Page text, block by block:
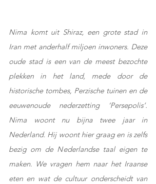
Nima komt uit Shiraz, een grote stad in
Iran met anderhalf miljoen inwoners. Deze
oude stad is een van de meest bezochte
plekken in het land, mede door de
historische tombes, Perzische tuinen en de
eeuwenoude nederzetting ‘Persepolis’.
Nima woont nu bijna twee jaar in
Nederland. Hij woont hier graag en is zelfs
bezig om de Nederlandse taal eigen te
maken. We vragen hem naar het Iraanse
eten en wat de cultuur onderscheidt van